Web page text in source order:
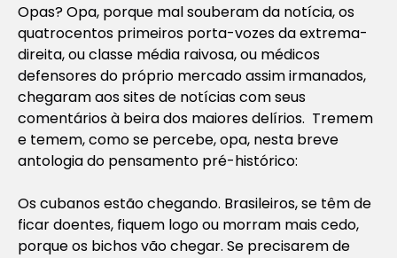
Opas? Opa, porque mal souberam da notícia, os
quatrocentos primeiros porta-vozes da extrema-
direita, ou classe média raivosa, ou médicos
defensores do próprio mercado assim irmanados,
chegaram aos sites de notícias com seus
comentários à beira dos maiores delírios. Tremem
e temem, como se percebe, opa, nesta breve
antologia do pensamento pré-histórico:
Os cubanos estão chegando. Brasileiros, se têm de
ficar doentes, fiquem logo ou morram mais cedo,
porque os bichos vão chegar. Se precisarem de